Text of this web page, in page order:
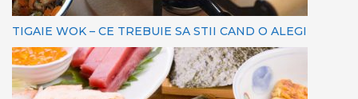
TIGAIE WOK – CE TREBUIE SA STII CAND O ALEGI